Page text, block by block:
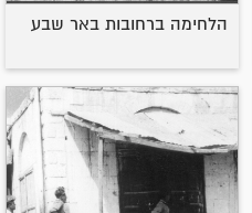
הלחימה ברחובות באר שבע